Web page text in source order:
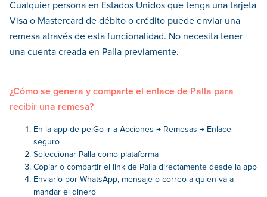
Cualquier persona en Estados Unidos que tenga una tarjeta
Visa o Mastercard de débito o crédito puede enviar una
remesa através de esta funcionalidad. No necesita tener
una cuenta creada en Palla previamente.
¿Cómo se genera y comparte el enlace de Palla para
recibir una remesa?
En la app de peiGo ir a Acciones → Remesas → Enlace
seguro
Seleccionar Palla como plataforma
Copiar o compartir el link de Palla directamente desde la app
Enviarlo por WhatsApp, mensaje o correo a quien va a
mandar el dinero